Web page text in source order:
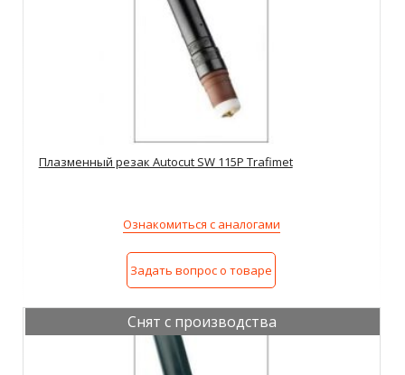
Плазменный резак Autocut SW 115P Trafimet
Ознакомиться с аналогами
Задать вопрос о товаре
Снят с производства